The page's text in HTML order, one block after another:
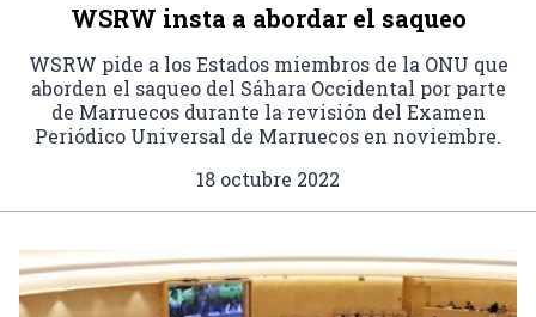
WSRW insta a abordar el saqueo
WSRW pide a los Estados miembros de la ONU que
aborden el saqueo del Sáhara Occidental por parte
de Marruecos durante la revisión del Examen
Periódico Universal de Marruecos en noviembre.
18 octubre 2022